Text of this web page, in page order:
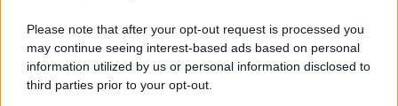
Please note that after your opt-out request is processed you
may continue seeing interest-based ads based on personal
information utilized by us or personal information disclosed to
third parties prior to your opt-out.
Il lutto /Addio a Livio Berruti, leggenda dello sprint
italiano
L’oro olimpico nei 200 metri a Roma 1960 aveva 87 anni. È morto